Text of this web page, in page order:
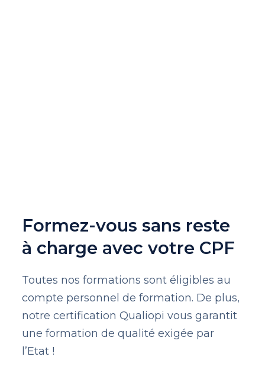
Formez-vous sans reste
à charge avec votre CPF
Toutes nos formations sont éligibles au
compte personnel de formation. De plus,
notre certification Qualiopi vous garantit
une formation de qualité exigée par
l’Etat !